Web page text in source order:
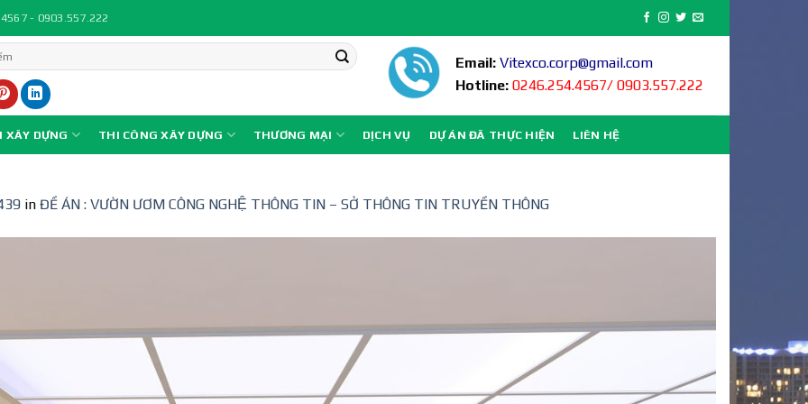
- 0903.557.222
Email: Vitexco.corp@gmail.com
Hotline: 0246.254.4567/ 0903.557.222
XÂY DỰNG THI CÔNG XÂY DỰNG THƯƠNG MẠI DỊCH VỤ DỰ ÁN ĐÃ THỰC HIỆN LIÊN HỆ
in ĐỀ ÁN : VƯỜN ƯƠM CÔNG NGHỆ THÔNG TIN – SỞ THÔNG TIN TRUYỀN THÔNG